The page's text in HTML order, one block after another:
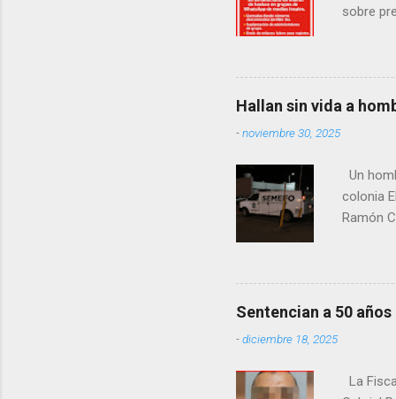
sobre
la
los
Hallan sin vida a
-noviembre 30, 2025
Un
colonia
Ramón
zona
Sentencian a 50
-diciembre 18, 2025
La